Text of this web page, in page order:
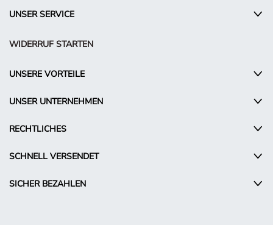
UNSER SERVICE
WIDERRUF STARTEN
UNSERE VORTEILE
UNSER UNTERNEHMEN
RECHTLICHES
SCHNELL VERSENDET
SICHER BEZAHLEN